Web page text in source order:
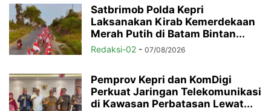
Satbrimob Polda Kepri
Laksanakan Kirab Kemerdekaan
Merah Putih di Batam Bintan...
Redaksi-02 - 07/08/2026
Pemprov Kepri dan KomDigi
Perkuat Jaringan Telekomunikasi
di Kawasan Perbatasan Lewat...